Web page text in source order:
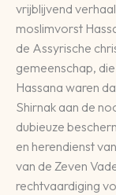
vrijblijvend
moslimvorst
de Assyrische
gemeenschap,
Hassana waren
Shirnak aan de
dubieuze
en herendienst
van de Zeven
rechtvaardiging